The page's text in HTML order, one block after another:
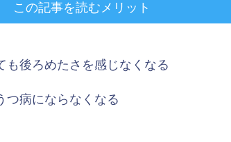
この記事を読むメリット
も後ろめたさを感じなくなる
つ病にならなくなる